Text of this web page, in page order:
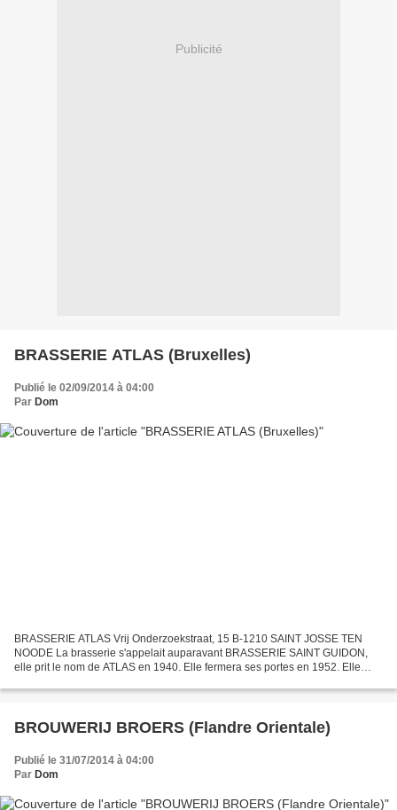
Publicité
BRASSERIE ATLAS (Bruxelles)
Publié le 02/09/2014 à 04:00
Par Dom
BRASSERIE ATLAS Vrij Onderzoekstraat, 15 B-1210 SAINT JOSSE TEN
NOODE La brasserie s'appelait auparavant BRASSERIE SAINT GUIDON,
elle prit le nom de ATLAS en 1940. Elle fermera ses portes en 1952. Elle
BROUWERIJ BROERS (Flandre Orientale)
Publié le 31/07/2014 à 04:00
Par Dom